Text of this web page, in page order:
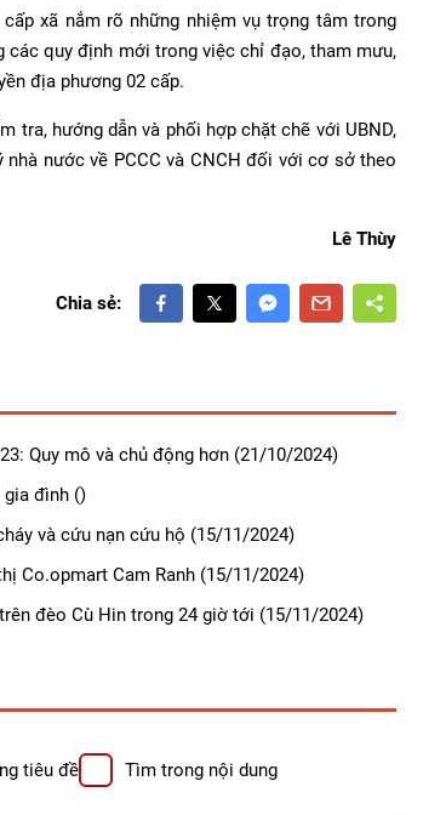
xã nắm rõ những nhiệm vụ trọng tâm trong
các quy định mới trong việc chỉ đạo, tham mưu,
địa phương 02 cấp.
tra, hướng dẫn và phối hợp chặt chẽ với UBND,
nước về PCCC và CNCH đối với cơ sở theo
Lê Thùy
Chia sẻ:
Quy mô và chủ động hơn (21/10/2024)
gia đình ()
và cứu nạn cứu hộ (15/11/2024)
Co.opmart Cam Ranh (15/11/2024)
đèo Cù Hin trong 24 giờ tới (15/11/2024)
tiêu đề Tìm trong nội dung